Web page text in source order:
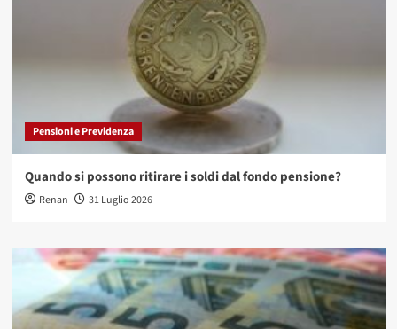
Pensioni e Previdenza
Quando si possono ritirare i soldi dal fondo pensione?
Renan 31 Luglio 2026